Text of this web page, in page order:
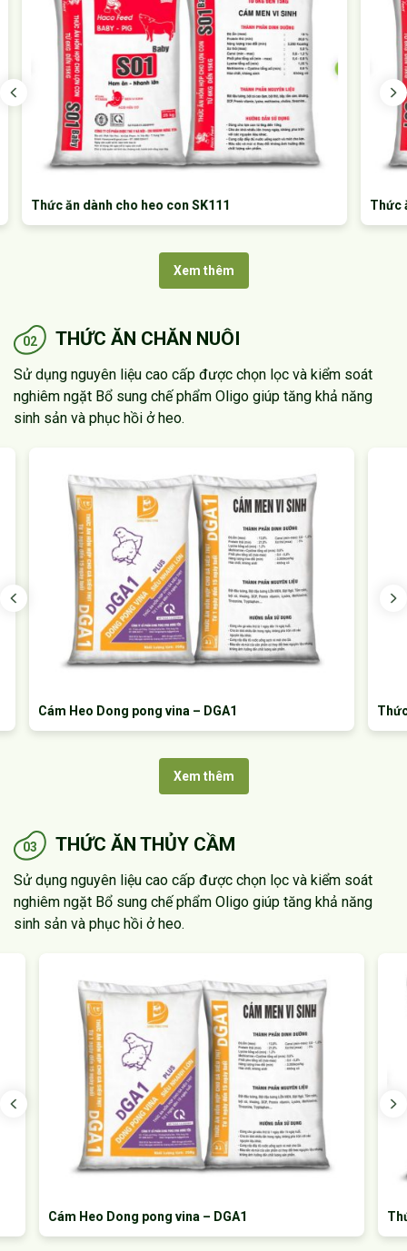
Thức ăn dành cho heo con SK111 Thức
Xem thêm
02 THỨC ĂN CHĂN NUÔI
Sử dụng nguyên liệu cao cấp được chọn lọc và kiểm soát
nghiêm ngặt Bổ sung chế phẩm Oligo giúp tăng khả năng
sinh sản và phục hồi ở heo.
Cám Heo Dong pong vina – DGA1 Thức
Xem thêm
03 THỨC ĂN THỦY CẦM
Sử dụng nguyên liệu cao cấp được chọn lọc và kiểm soát
nghiêm ngặt Bổ sung chế phẩm Oligo giúp tăng khả năng
sinh sản và phục hồi ở heo.
Cám Heo Dong pong vina – DGA1 Thức